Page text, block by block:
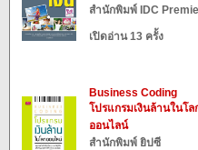
สำนักพิมพ์ IDC
เปิดอ่าน 13 ครั้ง
Business Coding
โปรแกรมเงินล้านในโล
ออนไลน์
สำนักพิมพ์ ยิปซี